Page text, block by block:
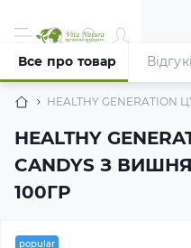
HEALTHY
HEALTHY
CANDYS З
100ГР
Все про товар
popular